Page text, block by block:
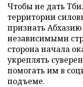
Чтобы не дать
территории
признать
независимыми
сторона начала
укреплять
помогать им в
подъеме.